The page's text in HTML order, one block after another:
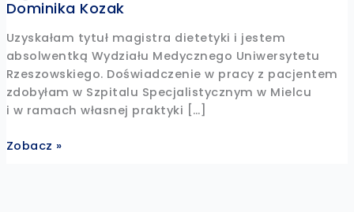
Dominika Kozak
Uzyskałam tytuł magistra dietetyki i jestem
absolwentką Wydziału Medycznego Uniwersytetu
Rzeszowskiego. Doświadczenie w pracy z pacjentem
zdobyłam w Szpitalu Specjalistycznym w Mielcu
i w ramach własnej praktyki […]
mgr
Zobacz »